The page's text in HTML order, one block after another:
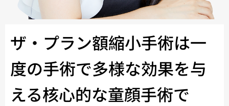
ザ・プラン額縮小手術は一
度の手術で多様な効果を与
える核心的な童顔手術で